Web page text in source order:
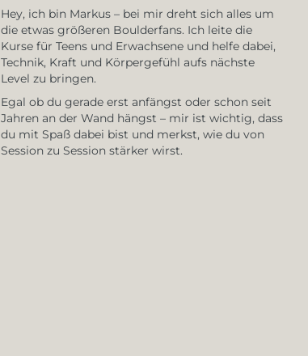
Hey, ich bin Markus – bei mir dreht sich alles um
die etwas größeren Boulderfans. Ich leite die
Kurse für Teens und Erwachsene und helfe dabei,
Technik, Kraft und Körpergefühl aufs nächste
Level zu bringen.
Egal ob du gerade erst anfängst oder schon seit
Jahren an der Wand hängst – mir ist wichtig, dass
du mit Spaß dabei bist und merkst, wie du von
Session zu Session stärker wirst.